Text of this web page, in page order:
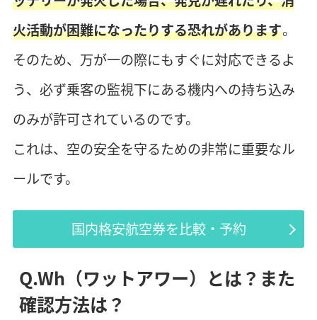
火活動が困難になったりする恐れがあります。
そのため、万が一の際にもすぐに対応できるよ
う、必ず乗客の監視下にある機内への持ち込み
のみが許可されているのです。
これは、空の安全を守るための非常に重要なル
ールです。
国内格安航空券を比較・予約
Q.Wh（ワットアワー）とは？また
確認方法は？